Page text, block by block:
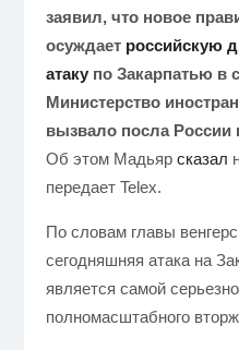
заявил, что новое
осуждает российскую
атакупо Закарпатью в
Министерство
вызвало посла России
Об этом Мадьяр сказал
передает Telex.
По словам главы
сегодняшняя атака на
является самой
полномасштабного